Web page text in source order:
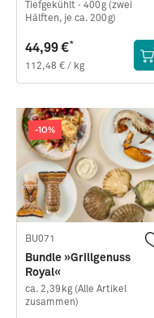
Tiefgekühlt · 400g (zwei
Hälften, je ca. 200g)
44,99 €*
112,48 € / kg
-10%
BU071
Bundle »Grillgenuss
Royal«
ca. 2,39kg (Alle Artikel
zusammen)